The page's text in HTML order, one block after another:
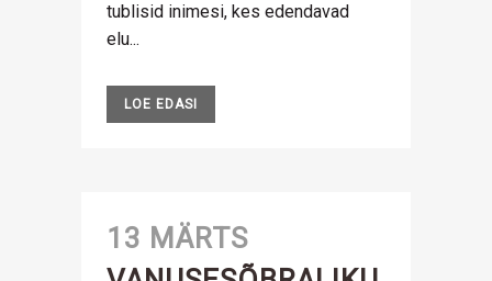
tublisid inimesi, kes edendavad
elu...
LOE EDASI
13 MÄRTS